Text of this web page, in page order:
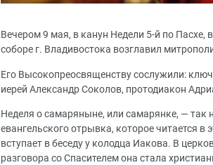
Вечером 9 мая, в канун Недели 5-й по
соборе г. Владивостока возглавил
Его Высокопреосвященству сослужили:
иерей Александр Соколов, протодиакон
Неделя о самаряныне, или самарянке, — так
евангельского отрывка, которое читается
вступает в беседу у колодца Иакова. В
разговора со Спасителем она стала